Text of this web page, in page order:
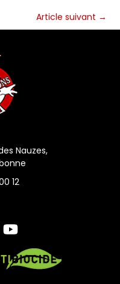
Article suivant →
Nauzes,
12